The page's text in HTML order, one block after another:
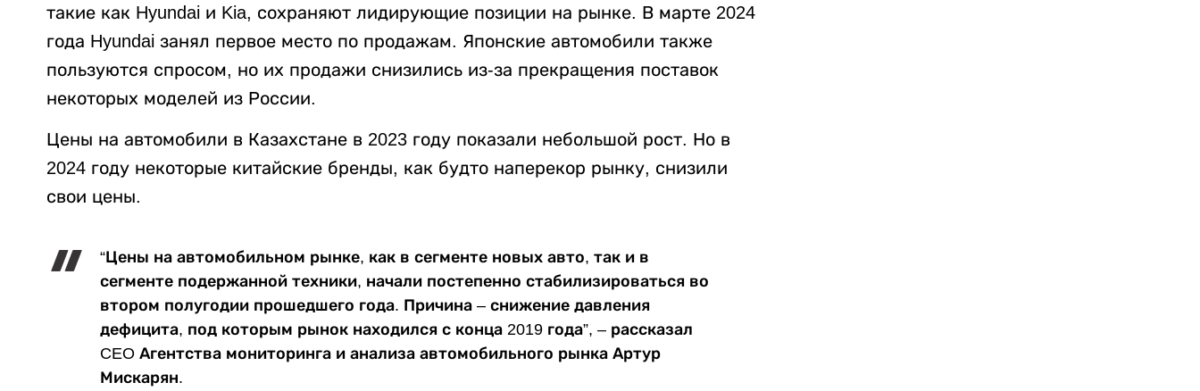
такие как Hyundai и Kia, сохраняют лидирующие позиции на рынке. В марте 2024
года Hyundai занял первое место по продажам. Японские автомобили также
пользуются спросом, но их продажи снизились из-за прекращения поставок
некоторых моделей из России.
Цены на автомобили в Казахстане в 2023 году показали небольшой рост. Но в
2024 году некоторые китайские бренды, как будто наперекор рынку, снизили
свои цены.
“Цены на автомобильном рынке, как в сегменте новых авто, так и в
сегменте подержанной техники, начали постепенно стабилизироваться во
втором полугодии прошедшего года. Причина – снижение давления
дефицита, под которым рынок находился с конца 2019 года”, – рассказал
CEO Агентства мониторинга и анализа автомобильного рынка Артур
Мискарян.